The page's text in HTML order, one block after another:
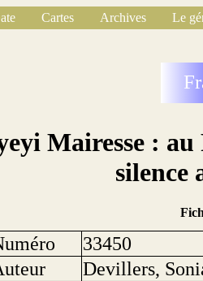
Cartes Archives
Le
Mairesse :
silence
33450
Devillers,